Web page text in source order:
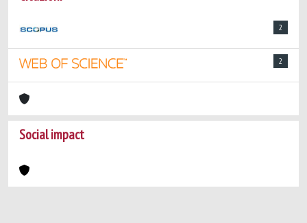
2
2
Social impact